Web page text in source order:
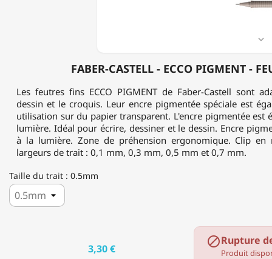
FABER-CASTELL - ECCO PIGMENT -

Les feutres fins ECCO PIGMENT de Faber-Castell sont
dessin et le croquis. Leur encre pigmentée spéciale est
utilisation sur du papier transparent. L'encre pigmentée est
lumière. Idéal pour écrire, dessiner et le dessin. Encre
à la lumière. Zone de préhension ergonomique. Clip en
largeurs de trait : 0,1 mm, 0,3 mm, 0,5 mm et 0,7 mm.
Taille du trait : 0.5mm
3,30 € Rupture
Produit